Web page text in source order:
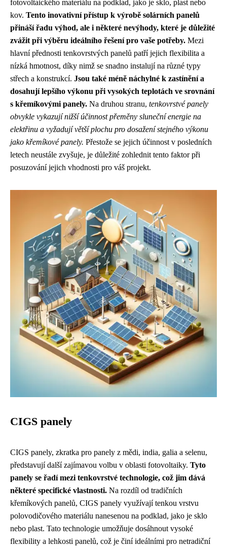
fotovoltaického materiálu na podklad, jako je sklo, plast nebo
kov. Tento inovativní přístup k výrobě solárních panelů
přináší řadu výhod, ale i některé nevýhody, které je důležité
zvážit při výběru ideálního řešení pro vaše potřeby. Mezi
hlavní přednosti tenkovrstvých panelů patří jejich flexibilita a
nízká hmotnost, díky nimž se snadno instalují na různé typy
střech a konstrukcí. Jsou také méně náchylné k zastínění a
dosahují lepšího výkonu při vysokých teplotách ve srovnání
s křemíkovými panely. Na druhou stranu, tenkovrstvé panely
obvykle vykazují nižší účinnost přeměny sluneční energie na
elektřinu a vyžadují větší plochu pro dosažení stejného výkonu
jako křemíkové panely. Přestože se jejich účinnost v posledních
letech neustále zvyšuje, je důležité zohlednit tento faktor při
posuzování jejich vhodnosti pro váš projekt.
CIGS panely
CIGS panely, zkratka pro panely z mědi, india, galia a selenu,
představují další zajímavou volbu v oblasti fotovoltaiky. Tyto
panely se řadí mezi tenkovrstvé technologie, což jim dává
některé specifické vlastnosti. Na rozdíl od tradičních
křemíkových panelů, CIGS panely využívají tenkou vrstvu
polovodičového materiálu nanesenou na podklad, jako je sklo
nebo plast. Tato technologie umožňuje dosáhnout vysoké
flexibility a lehkosti panelů, což je činí ideálními pro netradiční